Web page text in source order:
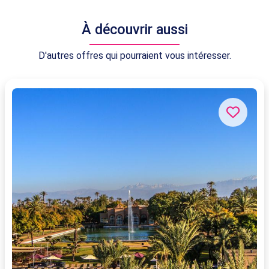
À découvrir aussi
D'autres offres qui pourraient vous intéresser.